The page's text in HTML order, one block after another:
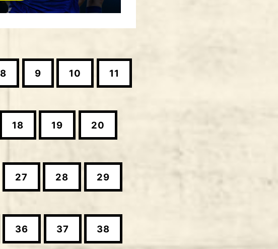
8 9 10 11
18 19 20
27 28 29
36 37 38